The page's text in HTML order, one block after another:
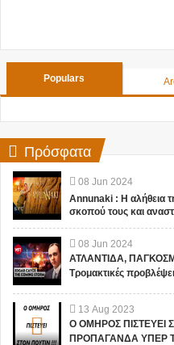
Populars
Πρόσφατα
08 Jun 2024
Annunaki : Η αλήθεια
σκοπού τους και
08 Jun 2024
ΑΤΛΑΝΤΙΔΑ,
Τρομακτικές
13 Aug 2023
Ο ΟΜΗΡΟΣ ΠΙΣΤΕΥΕΙ
ΠΡΟΠΑΓΑΝΔΑ ΥΠΕΡ